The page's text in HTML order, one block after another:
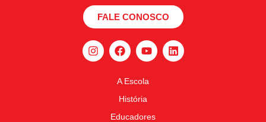
FALE CONOSCO
A Escola
História
Educadores